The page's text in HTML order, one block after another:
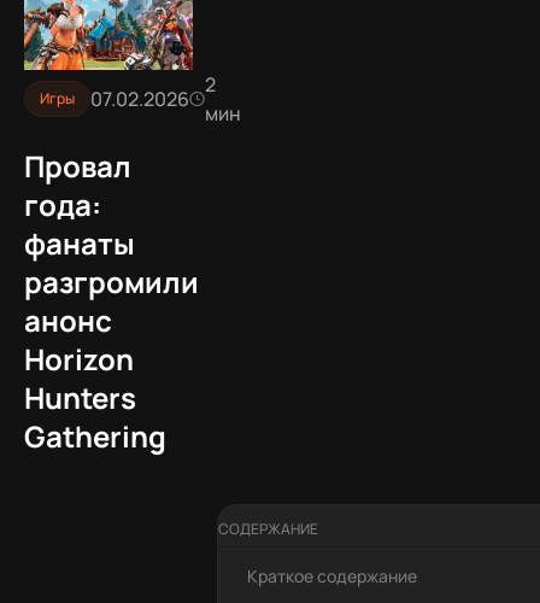
Игры 07.02.2026
2
мин
Провал
года:
фанаты
разгромили
анонс
Horizon
Hunters
Gathering
СОДЕРЖАНИЕ
Краткое содержание